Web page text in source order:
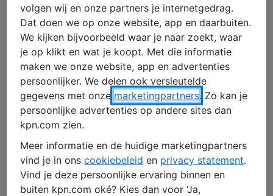
Wat is je vraag? *
Voornaam *
Tussenvoegsel(s)
volgen wij en onze partners je internetgedrag.
Dat doen we op onze website, app en daarbuiten.
We kijken bijvoorbeeld waar je naar zoekt, waar
je op klikt en wat je koopt. Met die informatie
maken we onze website, app en advertenties
persoonlijker. We delen ook versleutelde
gegevens met onze marketingpartners. Zo kan je
persoonlijke advertenties op andere sites dan
kpn.com zien.
Meer informatie en de huidige marketingpartners
vind je in ons cookiebeleid en privacy statement.
Vind je deze persoonlijke ervaring binnen en
buiten kpn.com oké? Kies dan voor ‘Ja,